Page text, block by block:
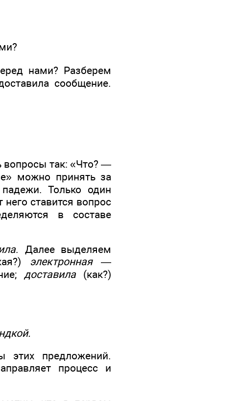
нами? Разберем
сообщение.
вопросы так: «Что? —
можно принять за
Только один
ставится вопрос
в составе
. Далее выделяем
электронная—
доставила (как?)
этих предложений.
процесс и